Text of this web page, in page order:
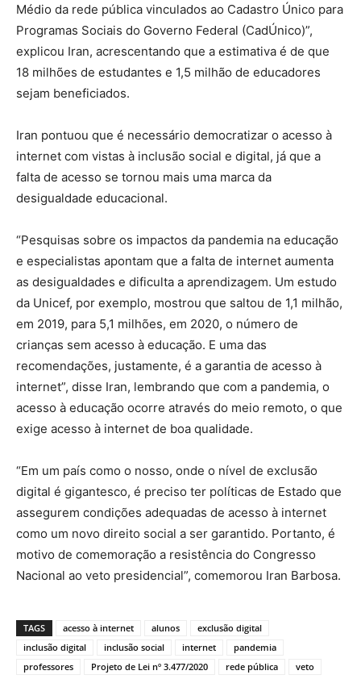
Médio da rede pública vinculados ao Cadastro Único para
Programas Sociais do Governo Federal (CadÚnico)”,
explicou Iran, acrescentando que a estimativa é de que
18 milhões de estudantes e 1,5 milhão de educadores
sejam beneficiados.
Iran pontuou que é necessário democratizar o acesso à
internet com vistas à inclusão social e digital, já que a
falta de acesso se tornou mais uma marca da
desigualdade educacional.
“Pesquisas sobre os impactos da pandemia na educação
e especialistas apontam que a falta de internet aumenta
as desigualdades e dificulta a aprendizagem. Um estudo
da Unicef, por exemplo, mostrou que saltou de 1,1 milhão,
em 2019, para 5,1 milhões, em 2020, o número de
crianças sem acesso à educação. E uma das
recomendações, justamente, é a garantia de acesso à
internet”, disse Iran, lembrando que com a pandemia, o
acesso à educação ocorre através do meio remoto, o que
exige acesso à internet de boa qualidade.
“Em um país como o nosso, onde o nível de exclusão
digital é gigantesco, é preciso ter políticas de Estado que
assegurem condições adequadas de acesso à internet
como um novo direito social a ser garantido. Portanto, é
motivo de comemoração a resistência do Congresso
Nacional ao veto presidencial”, comemorou Iran Barbosa.
TAGS acesso à internet alunos
exclusão digital
inclusão digital
inclusão social internet
pandemia
professores
Projeto de Lei nº 3.477/2020 rede pública veto